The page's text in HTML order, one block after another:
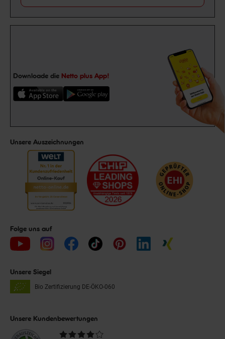
Downloade die Netto plus App!
Unsere Auszeichnungen
Folge uns auf
Unsere Siegel
Bio Zertifizierung DE-ÖKO-060
Unsere Kundenbewertungen
Durchschnittliche